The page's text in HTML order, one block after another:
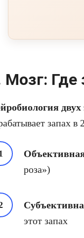
Мозг: Где
двух
запах в
роза»)
этот запах